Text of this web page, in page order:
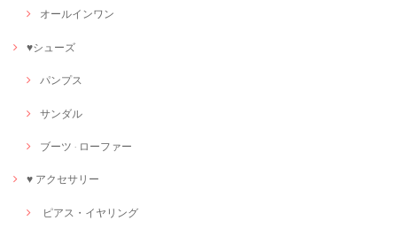
オールインワン
♥シューズ
パンプス
サンダル
ブーツ · ローファー
♥ アクセサリー
ピアス・イヤリング